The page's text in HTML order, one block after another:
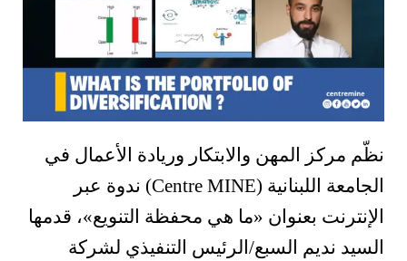
نظّم مركز المهن والابتكار وريادة الأعمال في
الجامعة اللبنانية (Centre MINE) ندوة عبر
الإنترنت بعنوان «ما هي محفظة التنويع»، قدمها
السيد نديم السبع/الرئيس التنفيذي لشركة